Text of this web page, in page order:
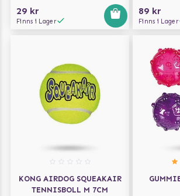
29 kr
Finns i Lager
89 kr
Finns i Lager
KONG AIRDOG SQUEAKAIR
TENNISBOLL M 7CM